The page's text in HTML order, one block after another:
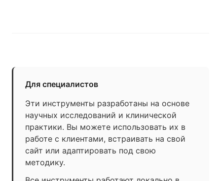
Для специалистов
Эти инструменты разработаны на основе
научных исследований и клинической
практики. Вы можете использовать их в
работе с клиентами, встраивать на свой
сайт или адаптировать под свою
методику.